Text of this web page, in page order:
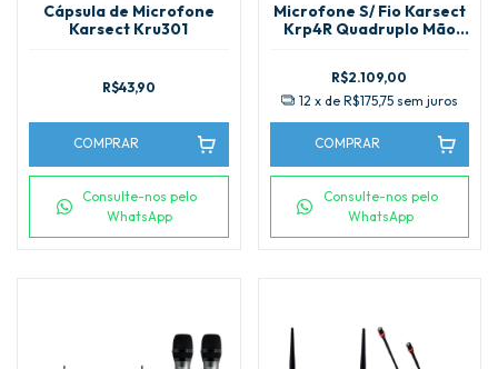
Cápsula de Microfone
Karsect Kru301
R$43,90
COMPRAR
Consulte-nos pelo
WhatsApp
Microfone S/ Fio Karsect
Krp4R Quadruplo Mão
R$2.109,00
12 x de R$175,75 sem juros
COMPRAR
Consulte-nos pelo
WhatsApp